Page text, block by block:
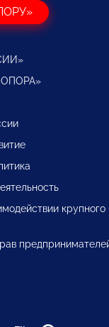
крупного